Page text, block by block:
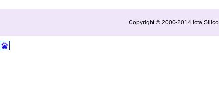
Copyright © 2000-2014 Iota